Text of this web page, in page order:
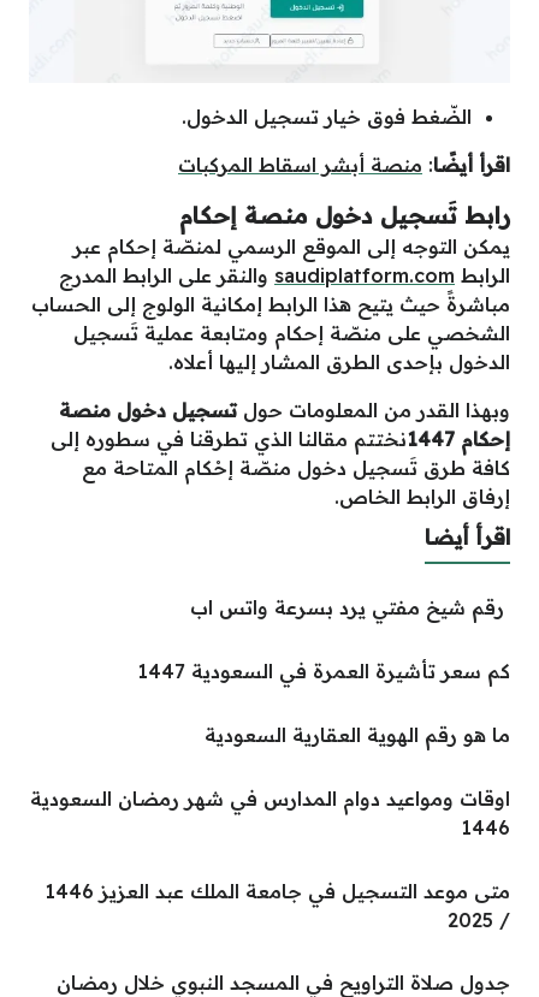
الضّغط فوق خيار تسجيل الدخول.
اقرأ أيضًا: منصة أبشر اسقاط المركبات
رابط تَسجيل دخول منصة إحكام
يمكن التوجه إلى الموقع الرسمي لمنصّة إحكام عبر
الرابط saudiplatform.com والنقر على الرابط المدرج
مباشرةً حيث يتيح هذا الرابط إمكانية الولوج إلى الحساب
الشخصي على منصّة إحكام ومتابعة عملية تَسجيل
الدخول بإحدى الطرق المشار إليها أعلاه.
وبهذا القدر من المعلومات حولتسجيل دخول منصة
إحكام 1447
نختتم مقالنا الذي تطرقنا في سطوره إلى
كافة طرق تَسجيل دخول منصّة إحْكام المتاحة مع
إرفاق الرابط الخاص.
اقرأ أيضا
رقم شيخ مفتي يرد بسرعة واتس اب
كم سعر تأشيرة العمرة في السعودية 1447
ما هو رقم الهوية العقارية السعودية
اوقات ومواعيد دوام المدارس في شهر رمضان السعودية
1446
متى موعد التسجيل في جامعة الملك عبد العزيز 1446
/ 2025
جدول صلاة التراويح في المسجد النبوي خلال رمضان